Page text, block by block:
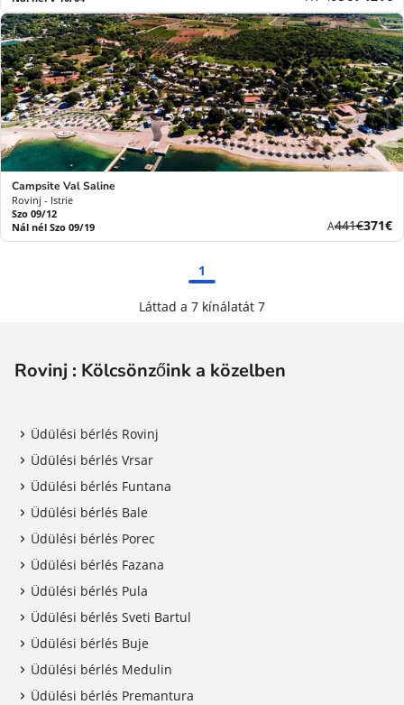
díj
ár
Campsite Val Saline
Rovinj - Istrie
Szo 09/12
Nál nél Szo 09/19
AKorábbi
díj
441€Új
ár
371€
1
Láttad a 7 kínálatát 7
Rovinj : Kölcsönzőink a közelben
Üdülési bérlés Rovinj
Üdülési bérlés Vrsar
Üdülési bérlés Funtana
Üdülési bérlés Bale
Üdülési bérlés Porec
Üdülési bérlés Fazana
Üdülési bérlés Pula
Üdülési bérlés Sveti Bartul
Üdülési bérlés Buje
Üdülési bérlés Medulin
Üdülési bérlés Premantura